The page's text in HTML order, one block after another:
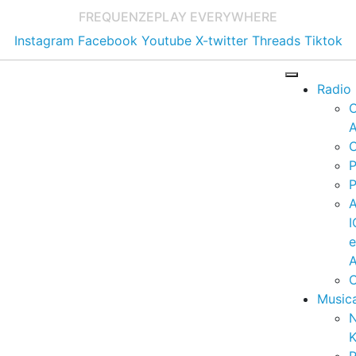
FREQUENZEPLAY EVERYWHERE
Instagram Facebook Youtube X-twitter Threads Tiktok
Radio
e